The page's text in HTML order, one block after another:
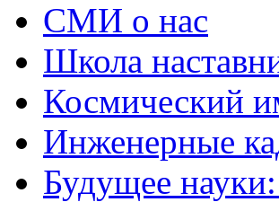
СМИ о нас
Школа
Космический
Инженерные
Будущее